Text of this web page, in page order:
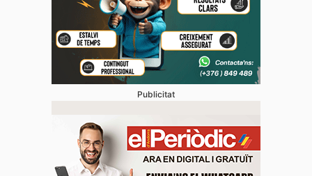
Publicitat